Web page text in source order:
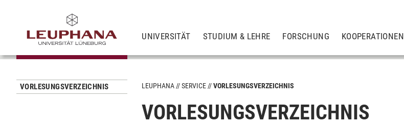
UNIVERSITÄT STUDIUM & LEHRE FORSCHUNG KOOPERATIONEN
VORLESUNGSVERZEICHNIS LEUPHANA SERVICE VORLESUNGSVERZEICHNIS
VORLESUNGSVERZEICHNIS